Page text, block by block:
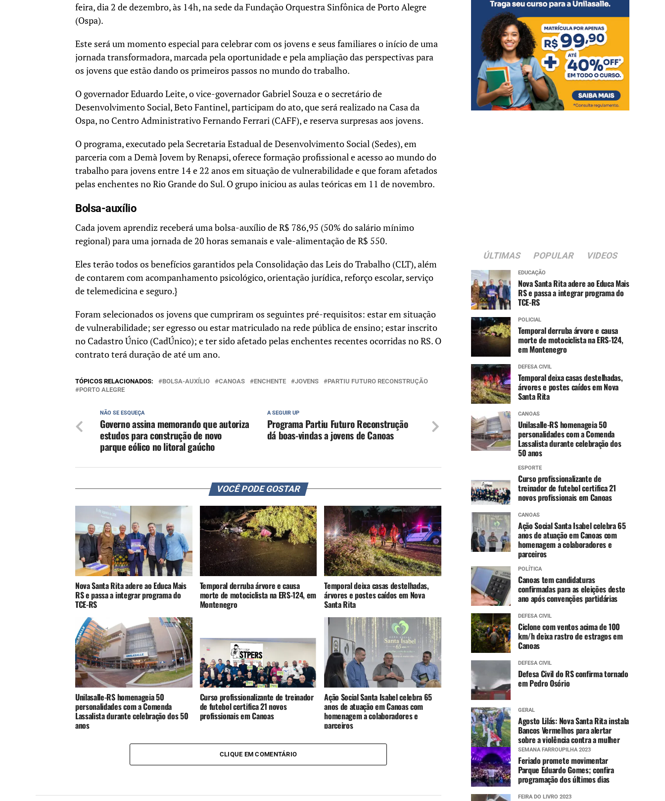
feira, dia 2 de dezembro, às 14h, na sede da Fundação Orquestra Sinfônica de Porto Alegre
(Ospa).
Este será um momento especial para celebrar com os jovens e seus familiares o início de uma
jornada transformadora, marcada pela oportunidade e pela ampliação das perspectivas para
os jovens que estão dando os primeiros passos no mundo do trabalho.
O governador Eduardo Leite, o vice-governador Gabriel Souza e o secretário de
Desenvolvimento Social, Beto Fantinel, participam do ato, que será realizado na Casa da
Ospa, no Centro Administrativo Fernando Ferrari (CAFF), e reserva surpresas aos jovens.
O programa, executado pela Secretaria Estadual de Desenvolvimento Social (Sedes), em
parceria com a Demà Jovem by Renapsi, oferece formação profissional e acesso ao mundo do
trabalho para jovens entre 14 e 22 anos em situação de vulnerabilidade e que foram afetados
pelas enchentes no Rio Grande do Sul. O grupo iniciou as aulas teóricas em 11 de novembro.
Bolsa-auxílio
Cada jovem aprendiz receberá uma bolsa-auxílio de R$ 786,95 (50% do salário mínimo
regional) para uma jornada de 20 horas semanais e vale-alimentação de R$ 550.
Eles terão todos os benefícios garantidos pela Consolidação das Leis do Trabalho (CLT), além
de contarem com acompanhamento psicológico, orientação jurídica, reforço escolar, serviço
de telemedicina e seguro.}
Foram selecionados os jovens que cumpriram os seguintes pré-requisitos: estar em situação
de vulnerabilidade; ser egresso ou estar matriculado na rede pública de ensino; estar inscrito
no Cadastro Único (CadÚnico); e ter sido afetado pelas enchentes recentes ocorridas no RS. O
contrato terá duração de até um ano.
TÓPICOS RELACIONADOS: BOLSA-AUXÍLIO CANOAS ENCHENTE JOVENS
PARTIU FUTURO RECONSTRUÇÃO
PORTO ALEGRE
A SEGUIR UP
Programa Partiu Futuro Reconstrução
dá boas-vindas a jovens de Canoas
NÃO SE ESQUEÇA
Governo assina memorando que autoriza
estudos para construção de novo
parque eólico no litoral gaúcho
VOCÊ PODE GOSTAR
Nova Santa Rita adere ao Educa Mais
RS e passa a integrar programa do
TCE-RS
Temporal derruba árvore e causa
morte de motociclista na ERS-124, em
Montenegro
Temporal deixa casas destelhadas,
árvores e postes caídos em Nova
Santa Rita
Unilasalle-RS homenageia 50
personalidades com a Comenda
Lassalista durante celebração dos 50
anos
Curso profissionalizante de treinador
de futebol certifica 21 novos
profissionais em Canoas
Ação Social Santa Isabel celebra 65
anos de atuação em Canoas com
homenagem a colaboradores e
parceiros
CLIQUE EM COMENTÁRIO
ÚLTIMAS POPULAR VIDEOS
EDUCAÇÃO
Nova Santa Rita adere ao Educa Mais
RS e passa a integrar programa do
TCE-RS
POLICIAL
Temporal derruba árvore e causa
morte de motociclista na ERS-124,
em Montenegro
DEFESA CIVIL
Temporal deixa casas destelhadas,
árvores e postes caídos em Nova
Santa Rita
CANOAS
Unilasalle-RS homenageia 50
personalidades com a Comenda
Lassalista durante celebração dos
50 anos
ESPORTE
Curso profissionalizante de
treinador de futebol certifica 21
novos profissionais em Canoas
CANOAS
Ação Social Santa Isabel celebra 65
anos de atuação em Canoas com
homenagem a colaboradores e
parceiros
POLÍTICA
Canoas tem candidaturas
confirmadas para as eleições deste
ano após convenções partidárias
DEFESA CIVIL
Ciclone com ventos acima de 100
km/h deixa rastro de estragos em
Canoas
DEFESA CIVIL
Defesa Civil do RS confirma tornado
em Pedro Osório
GERAL
Agosto Lilás: Nova Santa Rita instala
Bancos Vermelhos para alertar
sobre a violência contra a mulher
SEMANA FARROUPILHA 2023
Feriado promete movimentar
Parque Eduardo Gomes; confira
programação dos últimos dias
FEIRA DO LIVRO 2023